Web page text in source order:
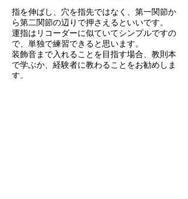
指を伸ばし、穴を指先ではなく、第一関節か
ら第二関節の辺りで押さえるといいです。
運指はリコーダーに似ていてシンプルですの
で、単独で練習できると思います。
装飾音まで入れることを目指す場合、教則本
で学ぶか、経験者に教わることをお勧めしま
す。